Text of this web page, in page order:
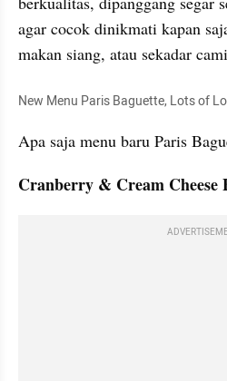
agar cocok dinikmati kapan
makan siang, atau sekadar
New Menu Paris Baguette, Lots of
Apa saja menu baru Paris
Cranberry & Cream Cheese